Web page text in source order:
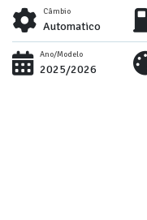
Câmbio
Automatico
Ano/Modelo
2025/2026